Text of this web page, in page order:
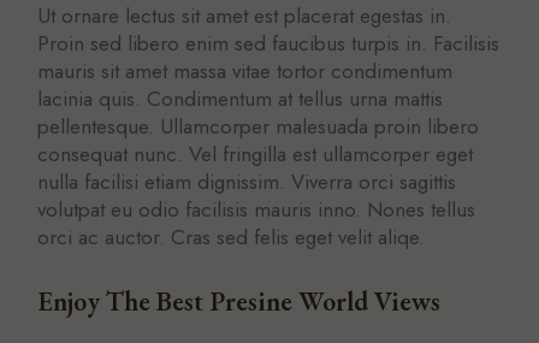
Ut ornare lectus sit amet est placerat egestas in.
Proin sed libero enim sed faucibus turpis in. Facilisis
mauris sit amet massa vitae tortor condimentum
lacinia quis. Condimentum at tellus urna mattis
pellentesque. Ullamcorper malesuada proin libero
consequat nunc. Vel fringilla est ullamcorper eget
nulla facilisi etiam dignissim. Viverra orci sagittis
volutpat eu odio facilisis mauris inno. Nones tellus
orci ac auctor. Cras sed felis eget velit aliqe.
Enjoy The Best Presine World Views